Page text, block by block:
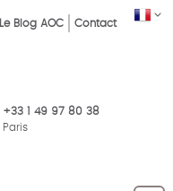
FR
Le Blog AOC Contact
+33 1 49 97 80 38
Paris